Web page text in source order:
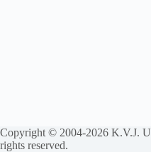
Copyright © 2004-2026 K.V.J.
rights reserved.